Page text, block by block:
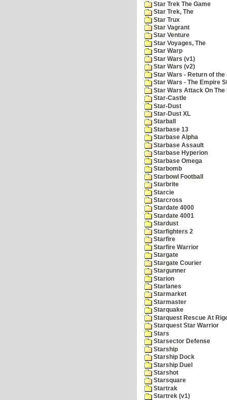
Star Trek The Game
Star Trek, The
Star Trux
Star Vagrant
Star Venture
Star Voyages, The
Star Warp
Star Wars (v1)
Star Wars (v2)
Star Wars - Return of
Star Wars - The Empire
Star Wars Attack On The
Star-Castle
Star-Dust
Star-Dust XL
Starball
Starbase 13
Starbase Alpha
Starbase Assault
Starbase Hyperion
Starbase Omega
Starbomb
Starbowl Football
Starbrite
Starcie
Starcross
Stardate 4000
Stardate 4001
Stardust
Starfighters 2
Starfire
Starfire Warrior
Stargate
Stargate Courier
Stargunner
Starion
Starlanes
Starmarket
Starmaster
Starquake
Starquest Rescue At
Starquest Star Warrior
Stars
Starsector Defense
Starship
Starship Dock
Starship Duel
Starshot
Starsquare
Startrak
Startrek (v1)